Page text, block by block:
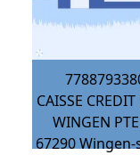
CAISSE
WINGEN
67290